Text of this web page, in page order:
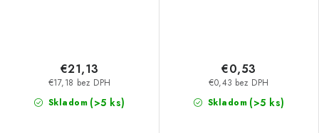
Skladom (>5 ks)
€17,18 bez DPH
€21,13
Skladom (>5 ks)
€0,43 bez DPH
€0,53